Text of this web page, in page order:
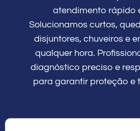
atendimento rápido
Solucionamos curtos,
disjuntores, chuveiros e
qualquer hora.
diagnóstico preciso e
para garantir proteção e